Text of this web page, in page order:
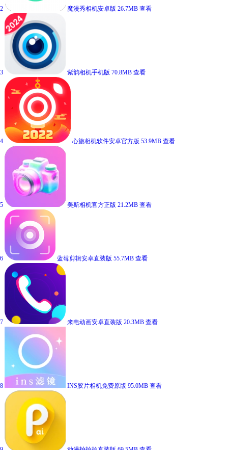
2 魔漫秀相机安卓版 26.7MB 查看
3 紫韵相机手机版 70.8MB 查看
4 心旅相机软件安卓官方版 53.9MB 查看
5 美斯相机官方正版 21.2MB 查看
6 蓝莓剪辑安卓直装版 55.7MB 查看
7 来电动画安卓直装版 20.3MB 查看
8 INS胶片相机免费原版 95.0MB 查看